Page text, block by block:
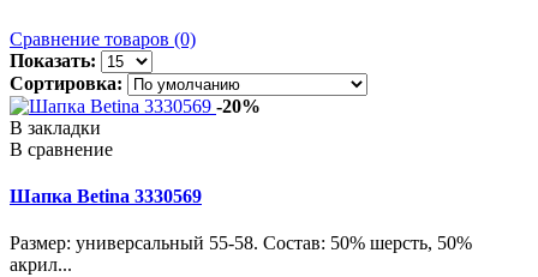
Сравнение товаров (0)
Показать:
Сортировка:
-20%
В закладки
В сравнение
Шапка Betina 3330569
Размер: универсальный 55-58. Состав: 50% шерсть, 50%
акрил...